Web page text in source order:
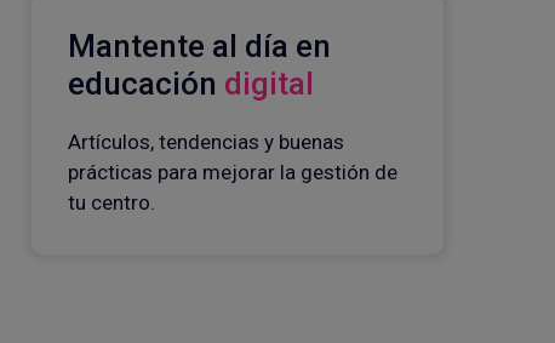
Mantente al día en
educación digital
Artículos, tendencias y buenas
prácticas para mejorar la gestión de
tu centro.